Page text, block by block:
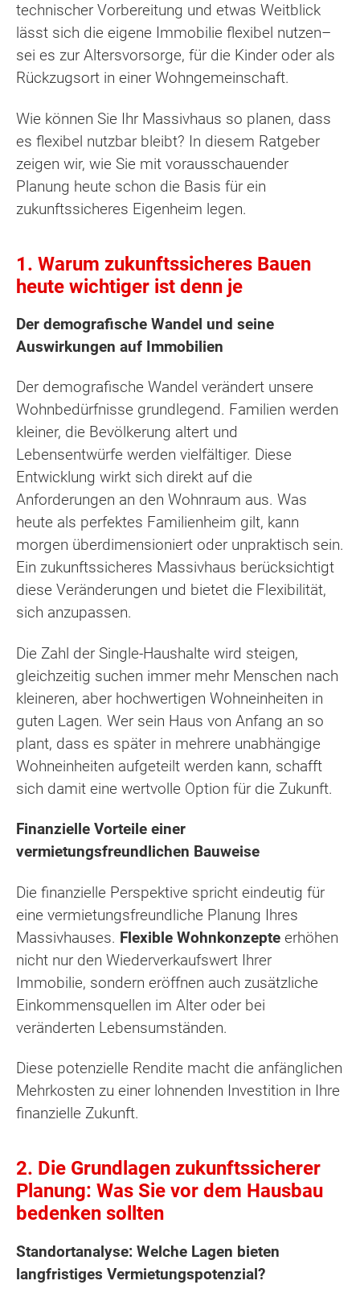
technischer Vorbereitung und etwas Weitblick
lässt sich die eigene Immobilie flexibel nutzen–
sei es zur Altersvorsorge, für die Kinder oder als
Rückzugsort in einer Wohngemeinschaft.
Wie können Sie Ihr Massivhaus so planen, dass
es flexibel nutzbar bleibt? In diesem Ratgeber
zeigen wir, wie Sie mit vorausschauender
Planung heute schon die Basis für ein
zukunftssicheres Eigenheim legen.
1. Warum zukunftssicheres Bauen
heute wichtiger ist denn je
Der demografische Wandel und seine
Auswirkungen auf Immobilien
Der demografische Wandel verändert unsere
Wohnbedürfnisse grundlegend. Familien werden
kleiner, die Bevölkerung altert und
Lebensentwürfe werden vielfältiger. Diese
Entwicklung wirkt sich direkt auf die
Anforderungen an den Wohnraum aus. Was
heute als perfektes Familienheim gilt, kann
morgen überdimensioniert oder unpraktisch sein.
Ein zukunftssicheres Massivhaus berücksichtigt
diese Veränderungen und bietet die Flexibilität,
sich anzupassen.
Die Zahl der Single-Haushalte wird steigen,
gleichzeitig suchen immer mehr Menschen nach
kleineren, aber hochwertigen Wohneinheiten in
guten Lagen. Wer sein Haus von Anfang an so
plant, dass es später in mehrere unabhängige
Wohneinheiten aufgeteilt werden kann, schafft
sich damit eine wertvolle Option für die Zukunft.
Finanzielle Vorteile einer
vermietungsfreundlichen Bauweise
Die finanzielle Perspektive spricht eindeutig für
eine vermietungsfreundliche Planung Ihres
Massivhauses. Flexible Wohnkonzepte erhöhen
nicht nur den Wiederverkaufswert Ihrer
Immobilie, sondern eröffnen auch zusätzliche
Einkommensquellen im Alter oder bei
veränderten Lebensumständen.
Diese potenzielle Rendite macht die anfänglichen
Mehrkosten zu einer lohnenden Investition in Ihre
finanzielle Zukunft.
2. Die Grundlagen zukunftssicherer
Planung: Was Sie vor dem Hausbau
bedenken sollten
Standortanalyse: Welche Lagen bieten
langfristiges Vermietungspotenzial?